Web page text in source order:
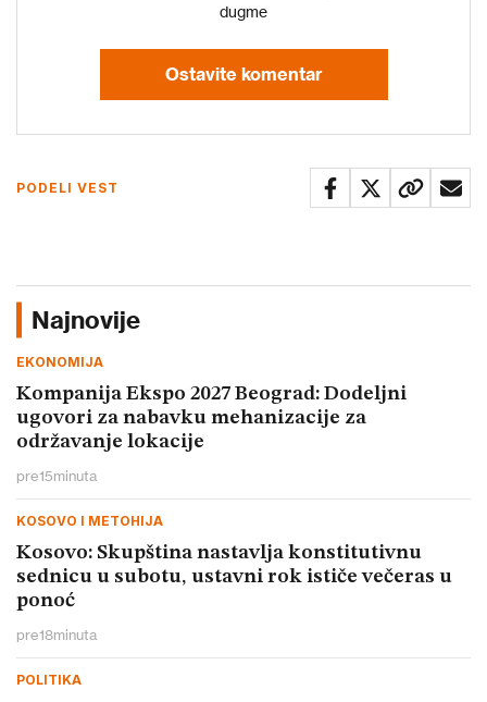
dugme
Ostavite komentar
PODELI VEST
Najnovije
EKONOMIJA
Kompanija Ekspo 2027 Beograd: Dodeljni
ugovori za nabavku mehanizacije za
održavanje lokacije
pre15minuta
KOSOVO I METOHIJA
Kosovo: Skupština nastavlja konstitutivnu
sednicu u subotu, ustavni rok ističe večeras u
ponoć
pre18minuta
POLITIKA